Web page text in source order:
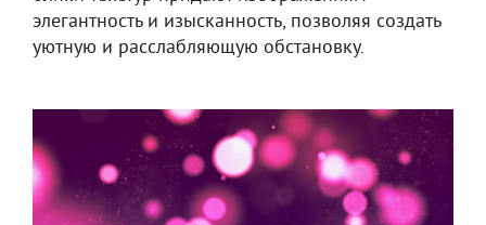
элегантность и изысканность, позволяя создать
уютную и расслабляющую обстановку.